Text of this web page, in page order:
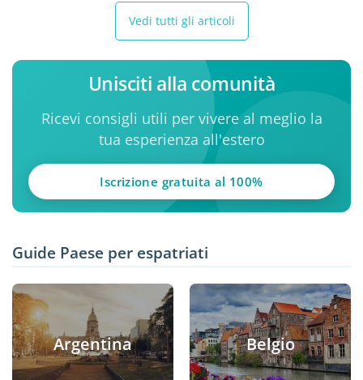
Vedi tutti gli articoli
Unisciti alla comunità
Ricevi consigli utili per vivere al meglio la
tua esperienza all'estero
Iscrizione gratuita al 100%
Guide Paese per espatriati
Argentina Belgio